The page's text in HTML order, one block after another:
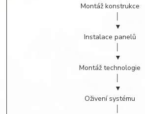
Montáž konstrukce
▼
Instalace panelů
▼
Montáž technologie
▼
Oživení systému